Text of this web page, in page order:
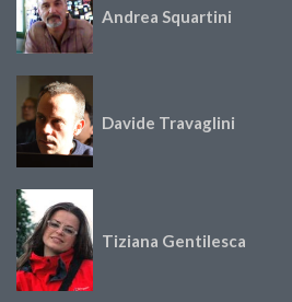
Andrea Squartini
Davide Travaglini
Tiziana Gentilesca